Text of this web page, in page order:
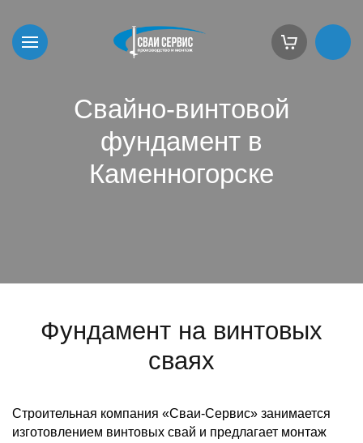
Свайно-винтовой
фундамент в
Каменногорске
Фундамент на винтовых
сваях
Строительная компания «Сваи-Сервис» занимается
изготовлением винтовых свай и предлагает монтаж